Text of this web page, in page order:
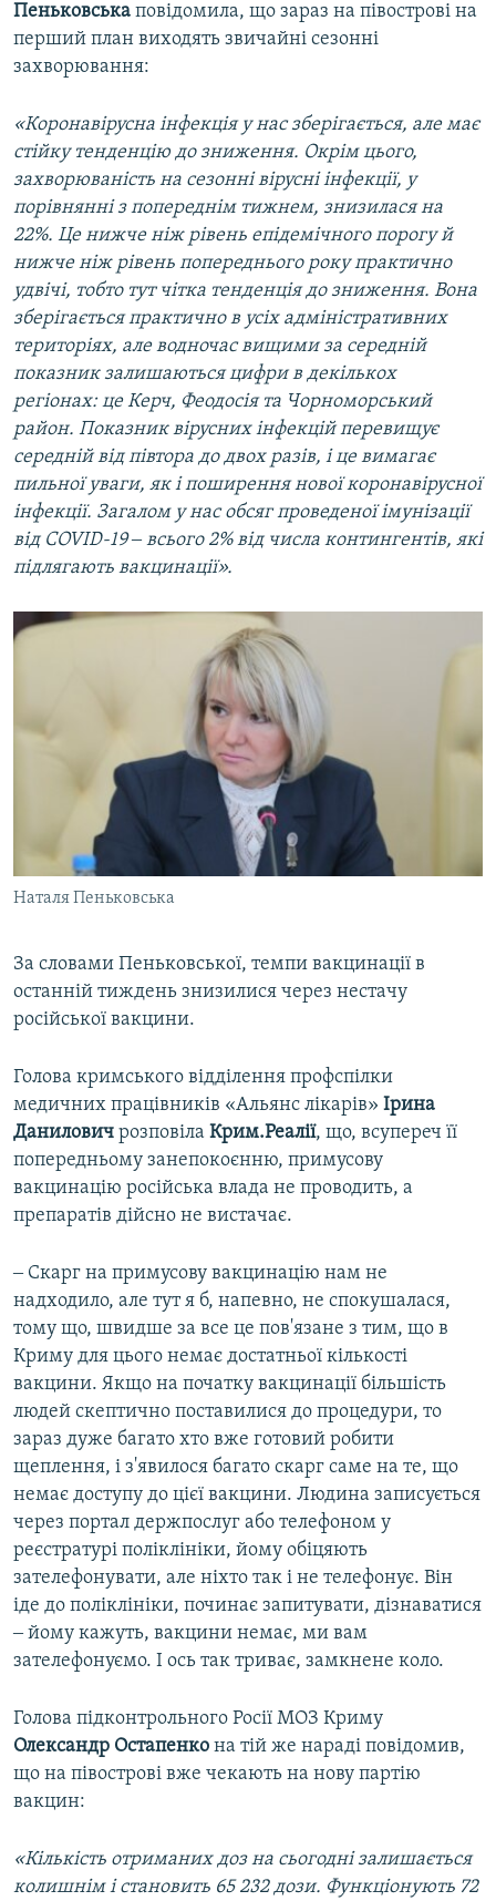
Пеньковська повідомила, що зараз на півострові на
перший план виходять звичайні сезонні
захворювання:
«Коронавірусна інфекція у нас зберігається, але має
стійку тенденцію до зниження. Окрім цього,
захворюваність на сезонні вірусні інфекції, у
порівнянні з попереднім тижнем, знизилася на
22%. Це нижче ніж рівень епідемічного порогу й
нижче ніж рівень попереднього року практично
удвічі, тобто тут чітка тенденція до зниження. Вона
зберігається практично в усіх адміністративних
територіях, але водночас вищими за середній
показник залишаються цифри в декількох
регіонах: це Керч, Феодосія та Чорноморський
район. Показник вірусних інфекцій перевищує
середній від півтора до двох разів, і це вимагає
пильної уваги, як і поширення нової коронавірусної
інфекції. Загалом у нас обсяг проведеної імунізації
від COVID-19 ‒ всього 2% від числа контингентів, які
підлягають вакцинації».
Наталя Пеньковська
За словами Пеньковської, темпи вакцинації в
останній тиждень знизилися через нестачу
російської вакцини.
Голова кримського відділення профспілки
медичних працівників «Альянс лікарів» Ірина
Данилович розповіла Крим.Реалії, що, всупереч її
попередньому занепокоєнню, примусову
вакцинацію російська влада не проводить, а
препаратів дійсно не вистачає.
‒ Скарг на примусову вакцинацію нам не
надходило, але тут я б, напевно, не спокушалася,
тому що, швидше за все це пов'язане з тим, що в
Криму для цього немає достатньої кількості
вакцини. Якщо на початку вакцинації більшість
людей скептично поставилися до процедури, то
зараз дуже багато хто вже готовий робити
щеплення, і з'явилося багато скарг саме на те, що
немає доступу до цієї вакцини. Людина записується
через портал держпослуг або телефоном у
реєстратурі поліклініки, йому обіцяють
зателефонувати, але ніхто так і не телефонує. Він
іде до поліклініки, починає запитувати, дізнаватися
‒ йому кажуть, вакцини немає, ми вам
зателефонуємо. І ось так триває, замкнене коло.
Голова підконтрольного Росії МОЗ Криму
Олександр Остапенко на тій же нараді повідомив,
що на півострові вже чекають на нову партію
вакцин:
«Кількість отриманих доз на сьогодні залишається
колишнім і становить 65 232 дози. Функціонують 72